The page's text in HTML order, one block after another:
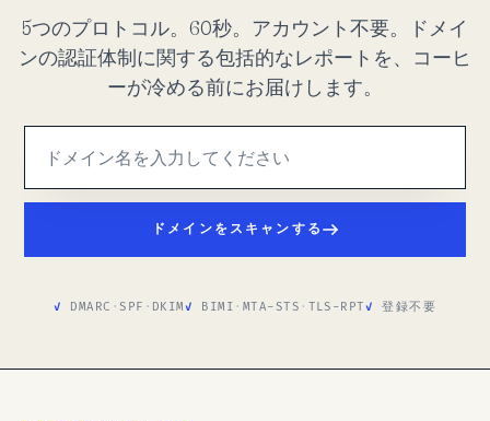
5つのプロトコル。60秒。アカウント不要。ドメイ
ンの認証体制に関する包括的なレポートを、コーヒ
ーが冷める前にお届けします。
ドメインをスキャンする
DMARC · SPF · DKIM BIMI · MTA-STS · TLS-RPT 登録不要